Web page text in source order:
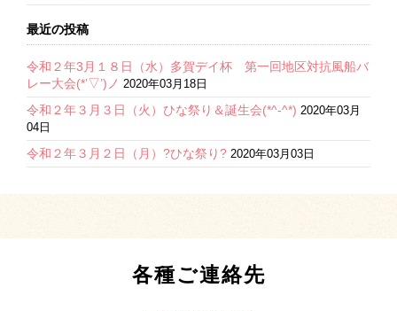
最近の投稿
令和２年3月１８日（水）多賀デイ杯 第一回地区対抗風船バ
レー大会(*’▽’)ノ 2020年03月18日
令和２年３月３日（火）ひな祭り＆誕生会(*^-^*) 2020年03月
04日
令和２年３月２日（月）?ひな祭り? 2020年03月03日
各種ご連絡先